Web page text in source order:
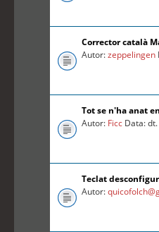
Corrector català
Autor:zeppelingen
Tot se n'ha anat
Autor: Ficc Data:
Teclat
Autor: